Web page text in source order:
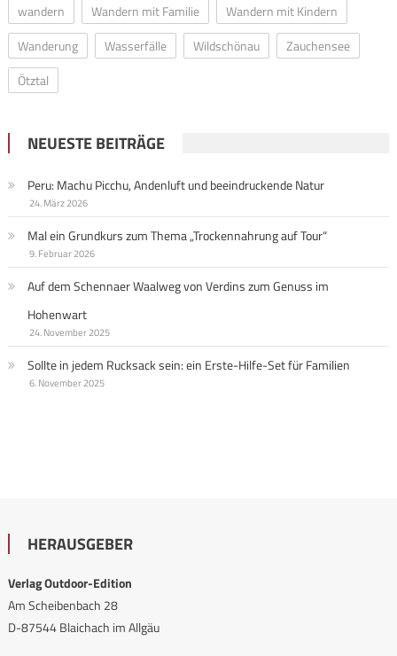
wandern
Wandern mit Familie
Wandern mit Kindern
Wanderung
Wasserfälle Wildschönau
Zauchensee
Ötztal
NEUESTE BEITRÄGE
Peru: Machu Picchu, Andenluft und beeindruckende Natur
24. März 2026
Mal ein Grundkurs zum Thema „Trockennahrung auf Tour“
9. Februar 2026
Auf dem Schennaer Waalweg von Verdins zum Genuss im
Hohenwart
24. November 2025
Sollte in jedem Rucksack sein: ein Erste-Hilfe-Set für Familien
6. November 2025
HERAUSGEBER
Verlag Outdoor-Edition
Am Scheibenbach 28
D-87544 Blaichach im Allgäu